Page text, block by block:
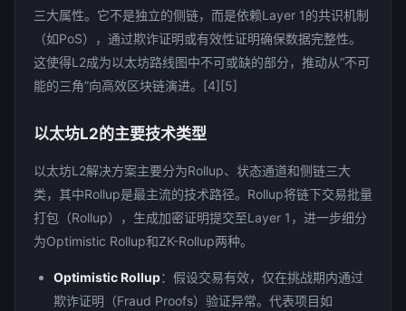
三大属性。它不是独立的侧链，而是依赖Layer 1的共识机制
（如PoS），通过欺诈证明或有效性证明确保数据完整性。
这使得L2成为以太坊路线图中不可或缺的部分，推动从“不可
能的三角”向高效区块链演进。[4][5]
以太坊L2的主要技术类型
以太坊L2解决方案主要分为Rollup、状态通道和侧链三大
类，其中Rollup是最主流的技术路径。Rollup将链下交易批量
打包（Rollup），生成加密证明提交至Layer 1，进一步细分
为Optimistic Rollup和ZK-Rollup两种。
Optimistic Rollup：假设交易有效，仅在挑战期内通过
欺诈证明（Fraud Proofs）验证异常。代表项目如